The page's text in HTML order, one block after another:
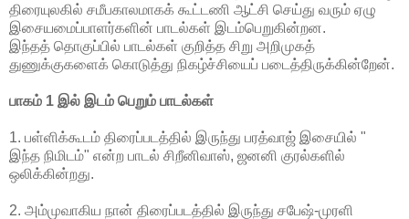
திரையுலகில் சமீபகாலமாகக் கூட்டணி ஆட்சி செய்து வரும் ஏழு
இசையமைப்பாளர்களின் பாடல்கள் இடம்பெறுகின்றன.
இந்தத் தொகுப்பில் பாடல்கள் குறித்த சிறு அறிமுகத்
துணுக்குகளைக் கொடுத்து நிகழ்ச்சியைப் படைத்திருக்கின்றேன்.
பாகம் 1 இல் இடம் பெறும் பாடல்கள்
1. பள்ளிக்கூடம் திரைப்படத்தில் இருந்து பரத்வாஜ் இசையில் "
இந்த நிமிடம்" என்ற பாடல் சிறீனிவாஸ், ஜனனி குரல்களில்
ஒலிக்கின்றது.
2. அம்முவாகிய நான் திரைப்படத்தில் இருந்து சபேஷ்-முரளி